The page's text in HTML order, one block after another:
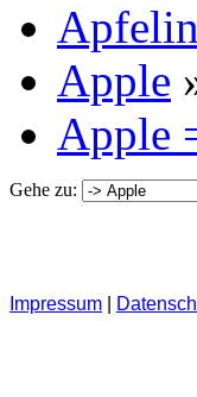
Apple
Apple
Gehe zu:
Impressum